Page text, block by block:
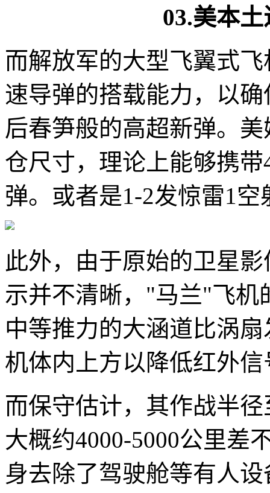
03.美本
而解放军的大型飞翼式
速导弹的搭载能力，以
后春笋般的高超新弹。
仓尺寸，理论上能够携
弹。或者是1-2发惊雷1
此外，由于原始的卫星
示并不清晰，"马兰"飞机
中等推力的大涵道比涡
机体内上方以降低红外信
而保守估计，其作战半
大概约4000-5000公里差
身去除了驾驶舱等有人